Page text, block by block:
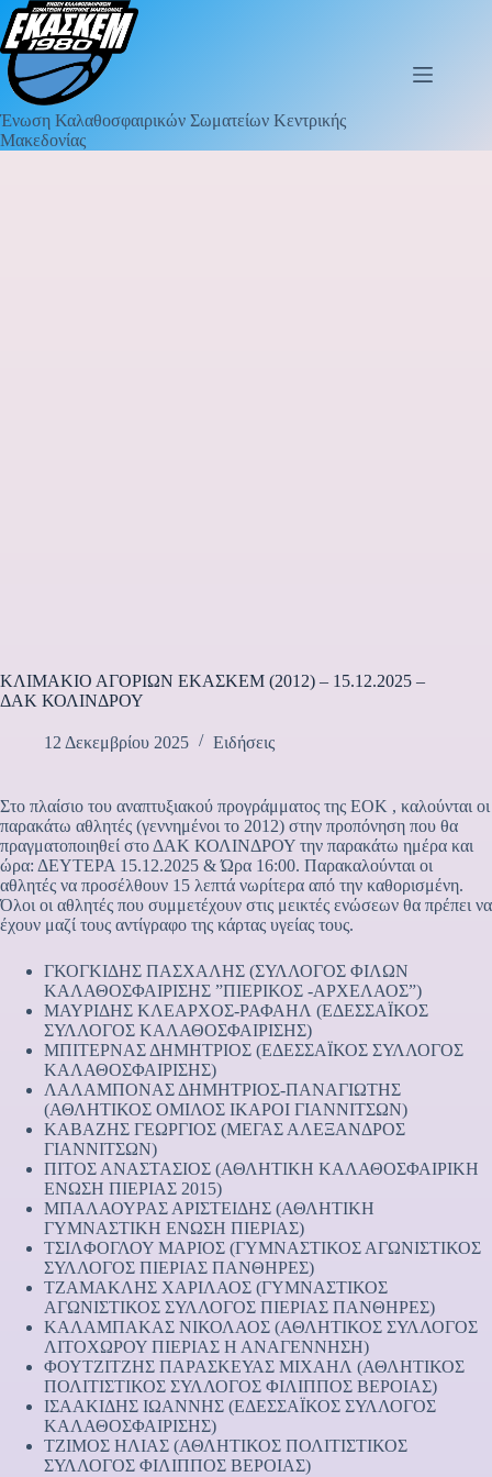
Ένωση Καλαθοσφαιρικών Σωματείων Κεντρικής
Μακεδονίας
ΚΛΙΜΑΚΙΟ ΑΓΟΡΙΩΝ ΕΚΑΣΚΕΜ (2012) – 15.12.2025 –
ΔΑΚ ΚΟΛΙΝΔΡΟΥ
12 Δεκεμβρίου 2025 Ειδήσεις
Στο πλαίσιο του αναπτυξιακού προγράμματος της ΕΟΚ , καλούνται οι
παρακάτω αθλητές (γεννημένοι το 2012) στην προπόνηση που θα
πραγματοποιηθεί στο ΔΑΚ ΚΟΛΙΝΔΡΟΥ την παρακάτω ημέρα και
ώρα: ΔΕΥΤΕΡΑ 15.12.2025 & Ώρα 16:00. Παρακαλούνται οι
αθλητές να προσέλθουν 15 λεπτά νωρίτερα από την καθορισμένη.
Όλοι οι αθλητές που συμμετέχουν στις μεικτές ενώσεων θα πρέπει να
έχουν μαζί τους αντίγραφο της κάρτας υγείας τους.
ΓΚΟΓΚΙΔΗΣ ΠΑΣΧΑΛΗΣ (ΣΥΛΛΟΓΟΣ ΦΙΛΩΝ
ΚΑΛΑΘΟΣΦΑΙΡΙΣΗΣ ”ΠΙΕΡΙΚΟΣ -ΑΡΧΕΛΑΟΣ”)
ΜΑΥΡΙΔΗΣ ΚΛΕΑΡΧΟΣ-ΡΑΦΑΗΛ (ΕΔΕΣΣΑΪΚΟΣ
ΣΥΛΛΟΓΟΣ ΚΑΛΑΘΟΣΦΑΙΡΙΣΗΣ)
ΜΠΙΤΕΡΝΑΣ ΔΗΜΗΤΡΙΟΣ (ΕΔΕΣΣΑΪΚΟΣ ΣΥΛΛΟΓΟΣ
ΚΑΛΑΘΟΣΦΑΙΡΙΣΗΣ)
ΛΑΛΑΜΠΟΝΑΣ ΔΗΜΗΤΡΙΟΣ-ΠΑΝΑΓΙΩΤΗΣ
(ΑΘΛΗΤΙΚΟΣ ΟΜΙΛΟΣ ΙΚΑΡΟΙ ΓΙΑΝΝΙΤΣΩΝ)
ΚΑΒΑΖΗΣ ΓΕΩΡΓΙΟΣ (ΜΕΓΑΣ ΑΛΕΞΑΝΔΡΟΣ
ΓΙΑΝΝΙΤΣΩΝ)
ΠΙΤΟΣ ΑΝΑΣΤΑΣΙΟΣ (ΑΘΛΗΤΙΚΗ ΚΑΛΑΘΟΣΦΑΙΡΙΚΗ
ΕΝΩΣΗ ΠΙΕΡΙΑΣ 2015)
ΜΠΑΛΑΟΥΡΑΣ ΑΡΙΣΤΕΙΔΗΣ (ΑΘΛΗΤΙΚΗ
ΓΥΜΝΑΣΤΙΚΗ ΕΝΩΣΗ ΠΙΕΡΙΑΣ)
ΤΣΙΛΦΟΓΛΟΥ ΜΑΡΙΟΣ (ΓΥΜΝΑΣΤΙΚΟΣ ΑΓΩΝΙΣΤΙΚΟΣ
ΣΥΛΛΟΓΟΣ ΠΙΕΡΙΑΣ ΠΑΝΘΗΡΕΣ)
ΤΖΑΜΑΚΛΗΣ ΧΑΡΙΛΑΟΣ (ΓΥΜΝΑΣΤΙΚΟΣ
ΑΓΩΝΙΣΤΙΚΟΣ ΣΥΛΛΟΓΟΣ ΠΙΕΡΙΑΣ ΠΑΝΘΗΡΕΣ)
ΚΑΛΑΜΠΑΚΑΣ ΝΙΚΟΛΑΟΣ (ΑΘΛΗΤΙΚΟΣ ΣΥΛΛΟΓΟΣ
ΛΙΤΟΧΩΡΟΥ ΠΙΕΡΙΑΣ Η ΑΝΑΓΕΝΝΗΣΗ)
ΦΟΥΤΖΙΤΖΗΣ ΠΑΡΑΣΚΕΥΑΣ ΜΙΧΑΗΛ (ΑΘΛΗΤΙΚΟΣ
ΠΟΛΙΤΙΣΤΙΚΟΣ ΣΥΛΛΟΓΟΣ ΦΙΛΙΠΠΟΣ ΒΕΡΟΙΑΣ)
ΙΣΑΑΚΙΔΗΣ ΙΩΑΝΝΗΣ (ΕΔΕΣΣΑΪΚΟΣ ΣΥΛΛΟΓΟΣ
ΚΑΛΑΘΟΣΦΑΙΡΙΣΗΣ)
ΤΖΙΜΟΣ ΗΛΙΑΣ (ΑΘΛΗΤΙΚΟΣ ΠΟΛΙΤΙΣΤΙΚΟΣ
ΣΥΛΛΟΓΟΣ ΦΙΛΙΠΠΟΣ ΒΕΡΟΙΑΣ)